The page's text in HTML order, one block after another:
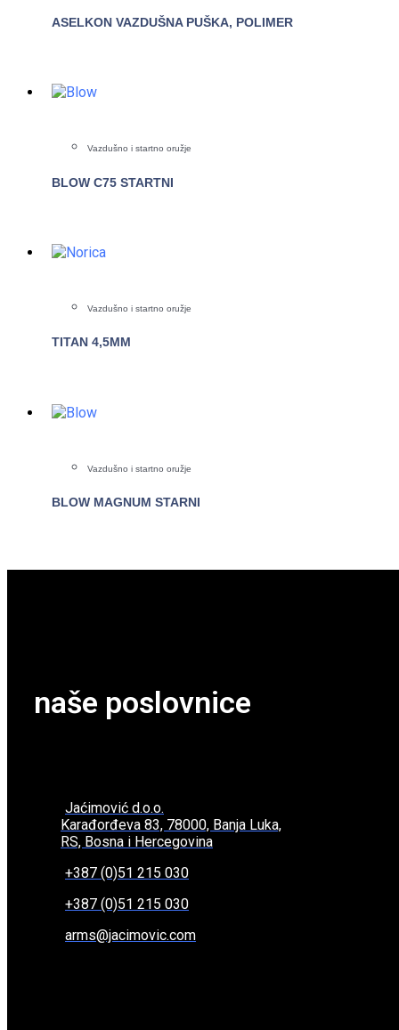
ASELKON VAZDUŠNA PUŠKA, POLIMER
Vazdušno i startno oružje
BLOW C75 STARTNI
Vazdušno i startno oružje
TITAN 4,5MM
Vazdušno i startno oružje
BLOW MAGNUM STARNI
naše poslovnice
Jaćimović d.o.o.
Karađorđeva 83, 78000, Banja Luka,
RS, Bosna i Hercegovina
+387 (0)51 215 030
+387 (0)51 215 030
arms@jacimovic.com